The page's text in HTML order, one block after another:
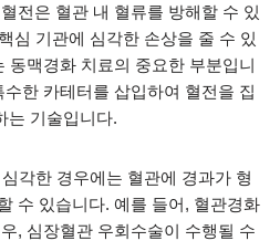
전은 혈관 내 혈류를 방해할 수 있
심 기관에 심각한 손상을 줄 수 있
동맥경화 치료의 중요한 부분입니
한 카테터를 삽입하여 혈전을 집
는 기술입니다.
각한 경우에는 혈관에 경과가 형
수 있습니다. 예를 들어, 혈관경화
, 심장혈관 우회수술이 수행될 수